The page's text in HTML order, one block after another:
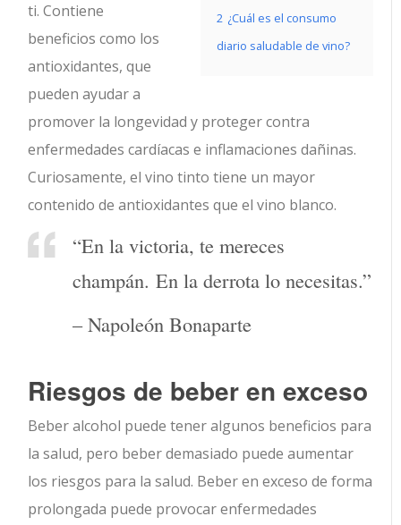
2 ¿Cuál es el consumo
diario saludable de vino?
ti.Contiene
beneficios como los
antioxidantes, que
pueden ayudar a
promover la longevidad y proteger contra
enfermedades cardíacas e inflamaciones dañinas.
Curiosamente, el vino tinto tiene un mayor
contenido de antioxidantes que el vino blanco.
“En la victoria, te mereces
champán. En la derrota lo necesitas.”
– Napoleón Bonaparte
Riesgos de beber en exceso
Beber alcohol puede tener algunos beneficios para
la salud, pero beber demasiado puede aumentar
los riesgos para la salud. Beber en exceso de forma
prolongada puede provocar enfermedades